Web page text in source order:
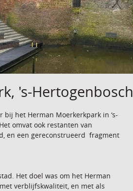
's-Hertogenbosch
het Herman Moerkerkpark in ‘s-
omvat ook restanten van
en een gereconstrueerd fragment
Het doel was om het Herman
verblijfskwaliteit, en met als